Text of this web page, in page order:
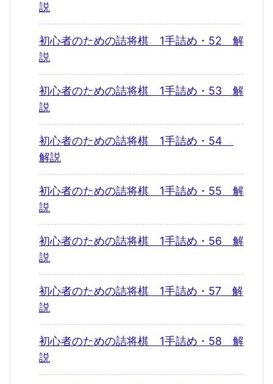
説
初心者のための詰将棋 1手詰め・52 解
説
初心者のための詰将棋 1手詰め・53 解
説
初心者のための詰将棋 1手詰め・54
解説
初心者のための詰将棋 1手詰め・55 解
説
初心者のための詰将棋 1手詰め・56 解
説
初心者のための詰将棋 1手詰め・57 解
説
初心者のための詰将棋 1手詰め・58 解
説